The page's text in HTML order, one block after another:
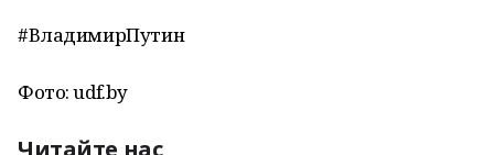
#ВладимирПутин
Фото: udf.by
Читайте нас